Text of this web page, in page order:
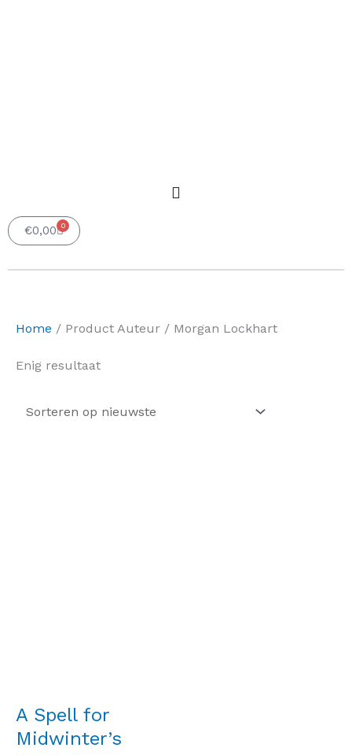
€0,00 0
Winkelwagen
Home / Product Auteur / Morgan Lockhart
Enig resultaat
A Spell for
Midwinter’s